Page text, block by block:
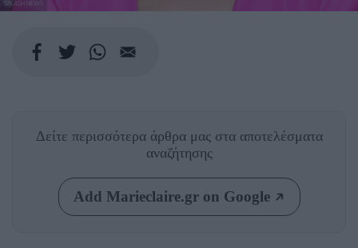
SPLASH NEWS
Δείτε περισσότερα άρθρα μας στα αποτελέσματα
αναζήτησης
Add Marieclaire.gr on Google